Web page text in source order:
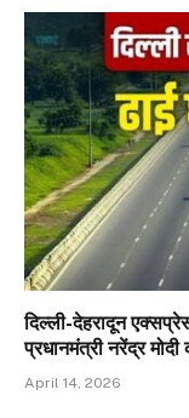
दिल्ली-देहरादून
प्रधानमंत्री नरेंद्र
April 14, 2026